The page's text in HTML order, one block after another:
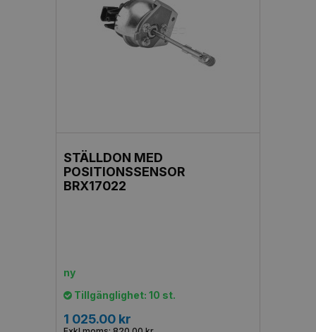
STÄLLDON MED
POSITIONSSENSOR
BRX17022
ny
Tillgänglighet: 10 st.
1 025.00 kr